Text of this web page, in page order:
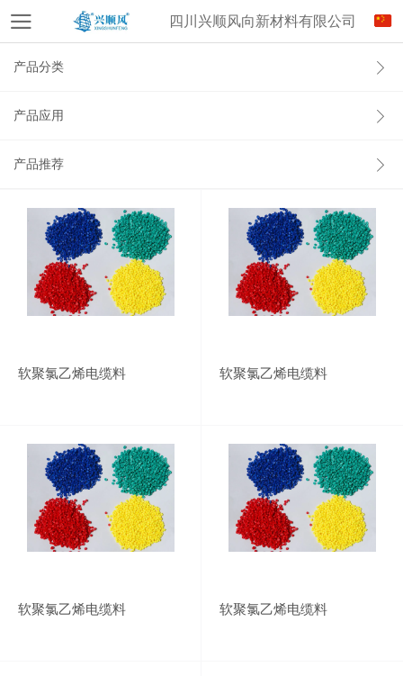
四川兴顺风向新材料有限公司
产品分类
产品应用
产品推荐
软聚氯乙烯电缆料 软聚氯乙烯电缆料
软聚氯乙烯电缆料 软聚氯乙烯电缆料